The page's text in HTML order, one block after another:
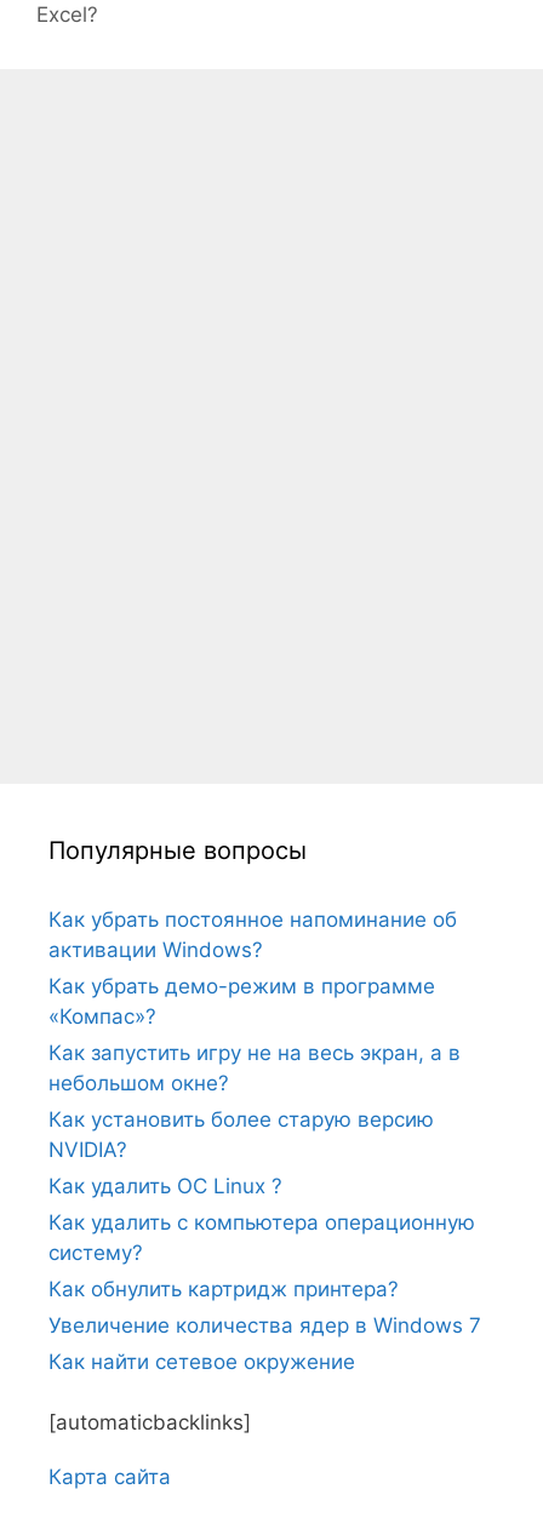
Excel?
Популярные вопросы
Как убрать постоянное напоминание об
активации Windows?
Как убрать демо-режим в программе
«Компас»?
Как запустить игру не на весь экран, а в
небольшом окне?
Как установить более старую версию
NVIDIA?
Как удалить ОС Linux ?
Как удалить с компьютера операционную
систему?
Как обнулить картридж принтера?
Увеличение количества ядер в Windows 7
Как найти сетевое окружение
[automaticbacklinks]
Карта сайтa